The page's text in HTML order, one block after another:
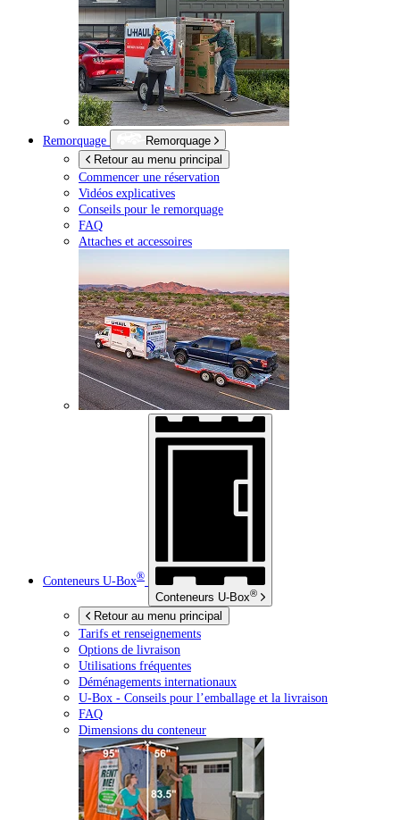
Remorquage
Remorquage
Retour au menu principal
Commencer une réservation
Vidéos explicatives
Conseils pour le remorquage
FAQ
Attaches et accessoires
Conteneurs U-Box®
Conteneurs U-Box®
Retour au menu principal
Tarifs et renseignements
Options de livraison
Utilisations fréquentes
Déménagements internationaux
U-Box - Conseils pour l’emballage et la livraison
FAQ
Dimensions du conteneur